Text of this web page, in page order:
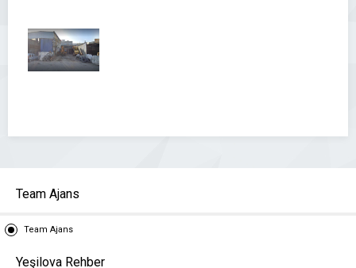
Team Ajans
Team Ajans
Yeşilova Rehber